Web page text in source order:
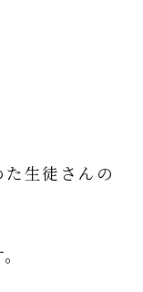
生徒さんの